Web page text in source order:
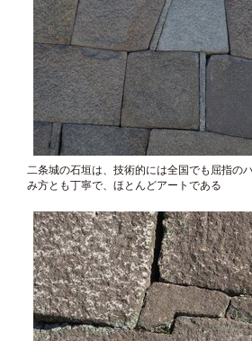
二条城の石垣は、技術的には全国でも屈指の
み方とも丁寧で、ほとんどアートである